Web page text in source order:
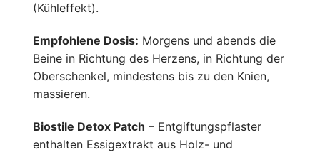
(Kühleffekt).
Empfohlene Dosis: Morgens und abends die
Beine in Richtung des Herzens, in Richtung der
Oberschenkel, mindestens bis zu den Knien,
massieren.
Biostile Detox Patch – Entgiftungspflaster
enthalten Essigextrakt aus Holz- und